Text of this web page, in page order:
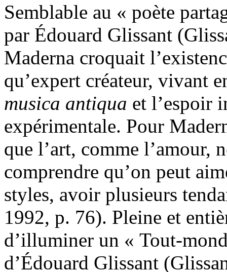
Semblable au « poète
par Édouard Glissant
Maderna croquait
qu’expert créateur, vivant
musica antiqua et l’espoir
expérimentale. Pour
que l’art, comme l’amour,
comprendre qu’on peut
styles, avoir plusieurs
1992, p. 76). Pleine et
d’illuminer un « Tout-
d’Édouard Glissant